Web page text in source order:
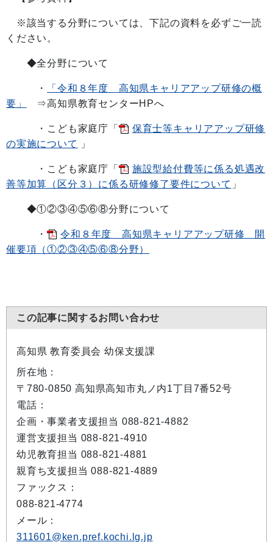
※該当する分野については、下記の資料を必ずご一読
ください。
◆全分野について
・
「令和８年度 高知県キャリアアップ研修の概
要」
⇒高知県教育センターHPへ
・こども家庭庁「
保育士等キャリアアップ研修
の実施について
」
・こども家庭庁「
施設型給付費等に係る処遇改
善等加算（区分３）に係る研修修了要件について 」
◆①②③④⑤⑥⑧分野について
・
令和８年度 高知県キャリアアップ研修 開
催要項（①②③④⑤⑥⑧分野）
この記事に関するお問い合わせ
高知県 教育委員会 幼保支援課
所在地：
〒780-0850 高知県高知市丸ノ内1丁目7番52号
電話：
企画・事業者支援担当 088-821-4882
運営支援担当 088-821-4910
幼児教育担当 088-821-4881
親育ち支援担当 088-821-4889
ファックス：
088-821-4774
メール：
311601@ken.pref.kochi.lg.jp